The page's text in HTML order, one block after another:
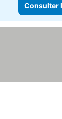
Consulter